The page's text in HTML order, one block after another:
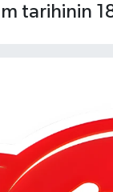
tarihinin